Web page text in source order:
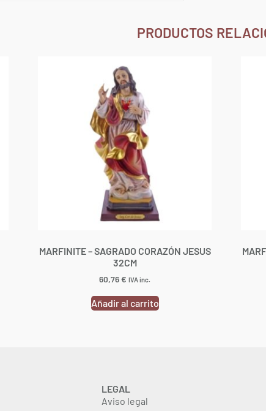
PRODUCTOS
MARFINITE – SAGRADO CORAZÓN JESUS
32CM
60,76€ IVA inc.
Añadir al carrito
LEGAL
Aviso legal